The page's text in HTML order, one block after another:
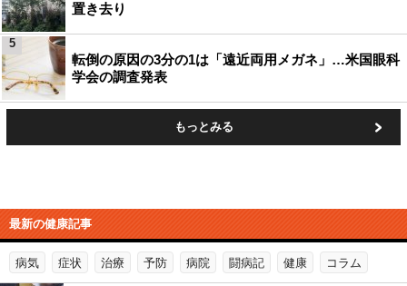
置き去り
転倒の原因の3分の1は「遠近両用メガネ」…米国眼科
学会の調査発表
5
もっとみる
最新の健康記事
病気 症状 治療 予防 病院 闘病記 健康 コラム